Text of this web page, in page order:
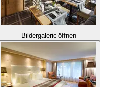
Bildergalerie öffnen